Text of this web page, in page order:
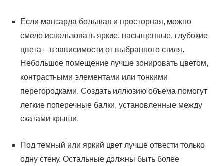
Если мансарда большая и просторная, можно
смело использовать яркие, насыщенные, глубокие
цвета – в зависимости от выбранного стиля.
Небольшое помещение лучше зонировать цветом,
контрастными элементами или тонкими
перегородками. Создать иллюзию объема помогут
легкие поперечные балки, установленные между
скатами крыши.
Под темный или яркий цвет лучше отвести только
одну стену. Остальные должны быть более